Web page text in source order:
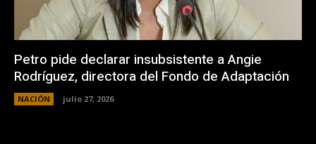
Petro pide declarar insubsistente a Angie
Rodríguez, directora del Fondo de Adaptación
NACIÓN julio 27, 2026